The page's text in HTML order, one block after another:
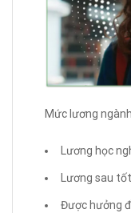
Mức lương
Lương học
Lương sau
Được hưởng